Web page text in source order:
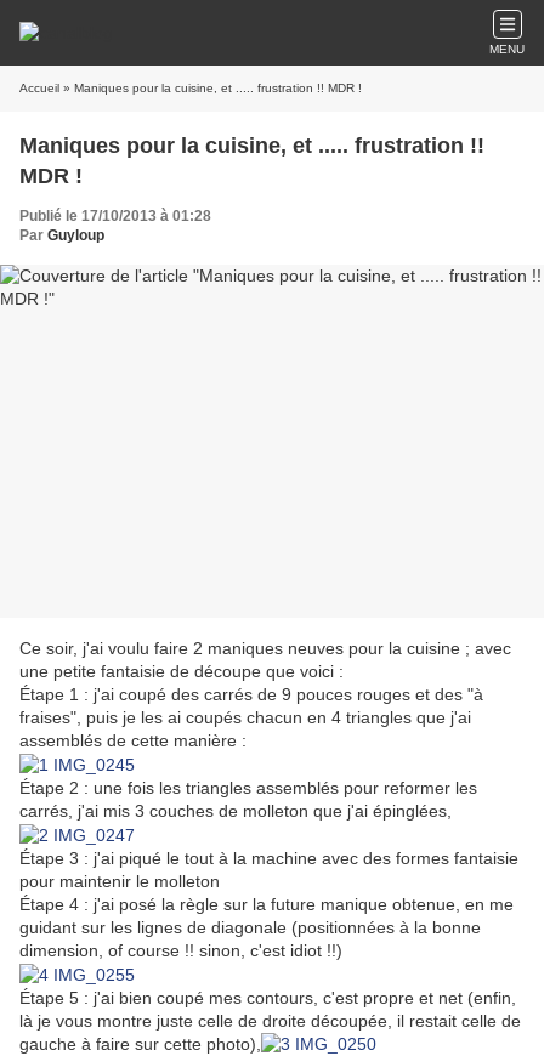
MENU
Accueil » Maniques pour la cuisine, et ..... frustration !! MDR !
Maniques pour la cuisine, et ..... frustration !!
MDR !
Publié le 17/10/2013 à 01:28
Par Guyloup
Ce soir, j'ai voulu faire 2 maniques neuves pour la cuisine ; avec
une petite fantaisie de découpe que voici :
Étape 1 : j'ai coupé des carrés de 9 pouces rouges et des "à
fraises", puis je les ai coupés chacun en 4 triangles que j'ai
assemblés de cette manière :
Étape 2 : une fois les triangles assemblés pour reformer les
carrés, j'ai mis 3 couches de molleton que j'ai épinglées,
Étape 3 : j'ai piqué le tout à la machine avec des formes fantaisie
pour maintenir le molleton
Étape 4 : j'ai posé la règle sur la future manique obtenue, en me
guidant sur les lignes de diagonale (positionnées à la bonne
dimension, of course !! sinon, c'est idiot !!)
Étape 5 : j'ai bien coupé mes contours, c'est propre et net (enfin,
là je vous montre juste celle de droite découpée, il restait celle de
gauche à faire sur cette photo),